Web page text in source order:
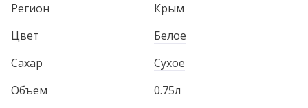
Регион
Крым
Цвет
Белое
Сахар
Сухое
Объем
0.75л